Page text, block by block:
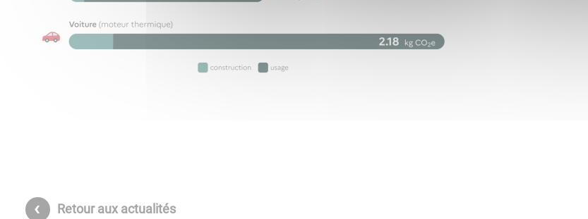
Retour aux actualités